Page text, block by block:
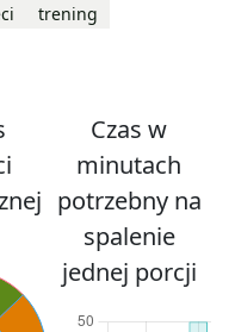
trening
Czas w
minutach
potrzebny na
spalenie
jednej porcji